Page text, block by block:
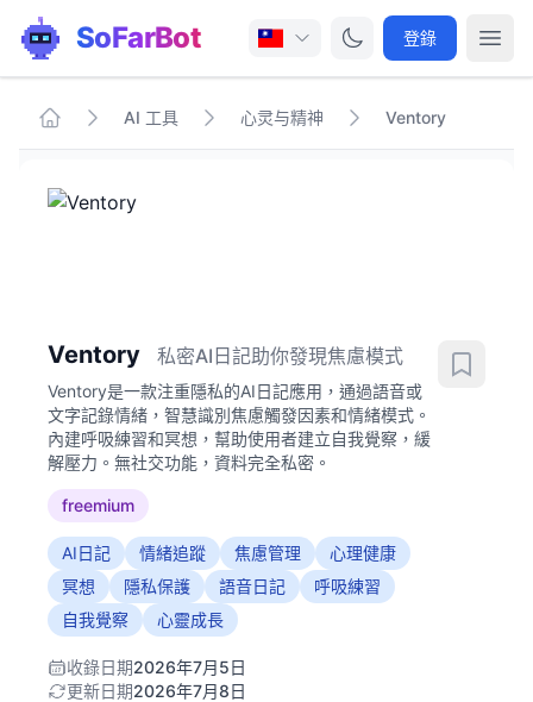
SoFarBot 登錄
AI 工具 心灵与精神 Ventory
Ventory 私密AI日記助你發現焦慮模式
Ventory是一款注重隱私的AI日記應用，通過語音或
文字記錄情緒，智慧識別焦慮觸發因素和情緒模式。
內建呼吸練習和冥想，幫助使用者建立自我覺察，緩
解壓力。無社交功能，資料完全私密。
freemium
AI日記 情緒追蹤 焦慮管理
心理健康
冥想
隱私保護 語音日記
呼吸練習
自我覺察
心靈成長
收錄日期2026年7月5日
更新日期2026年7月8日